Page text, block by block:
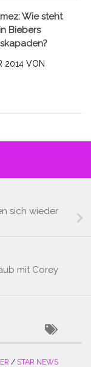
Wie steht
Biebers
2014 VON
sich wieder
mit Corey
/ STAR NEWS